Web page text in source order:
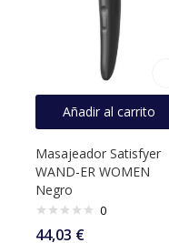
Añadir al carrito
Masajeador Satisfyer
WAND-ER WOMEN
Negro
0
44,03 €